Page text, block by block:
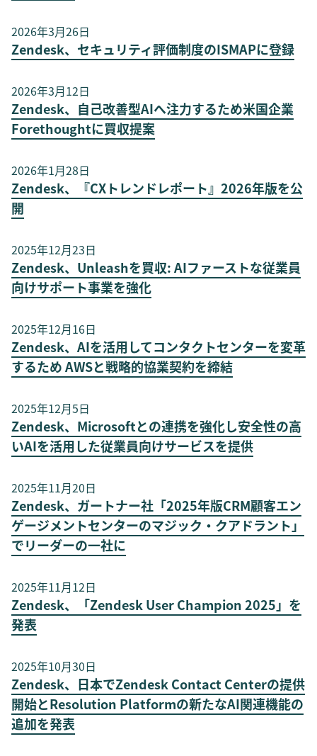
2026年3月26日
Zendesk、セキュリティ評価制度のISMAPに登録
2026年3月12日
Zendesk、自己改善型AIへ注力するため米国企業
Forethoughtに買収提案
2026年1月28日
Zendesk、『CXトレンドレポート』2026年版を公
開
2025年12月23日
Zendesk、Unleashを買収: AIファーストな従業員
向けサポート事業を強化
2025年12月16日
Zendesk、AIを活用してコンタクトセンターを変革
するため AWSと戦略的協業契約を締結
2025年12月5日
Zendesk、Microsoftとの連携を強化し安全性の高
いAIを活用した従業員向けサービスを提供
2025年11月20日
Zendesk、ガートナー社「2025年版CRM顧客エン
ゲージメントセンターのマジック・クアドラント」
でリーダーの一社に
2025年11月12日
Zendesk、「Zendesk User Champion 2025」を
発表
2025年10月30日
Zendesk、日本でZendesk Contact Centerの提供
開始とResolution Platformの新たなAI関連機能の
追加を発表